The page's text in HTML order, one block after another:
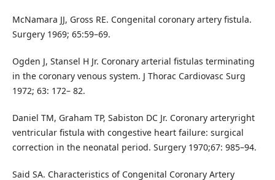
McNamara JJ, Gross RE. Congenital coronary artery fistula.
Surgery 1969; 65:59–69.
Ogden J, Stansel H Jr. Coronary arterial fistulas terminating
in the coronary venous system. J Thorac Cardiovasc Surg
1972; 63: 172– 82.
Daniel TM, Graham TP, Sabiston DC Jr. Coronary arteryright
ventricular fistula with congestive heart failure: surgical
correction in the neonatal period. Surgery 1970;67: 985–94.
Said SA. Characteristics of Congenital Coronary Artery